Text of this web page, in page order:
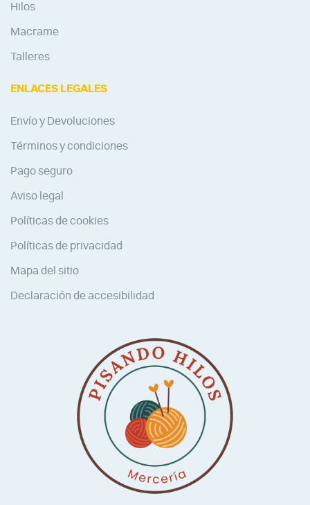
Hilos
Macrame
Talleres
ENLACES LEGALES
Envío y Devoluciones
Términos y condiciones
Pago seguro
Aviso legal
Políticas de cookies
Políticas de privacidad
Mapa del sitio
Declaración de accesibilidad